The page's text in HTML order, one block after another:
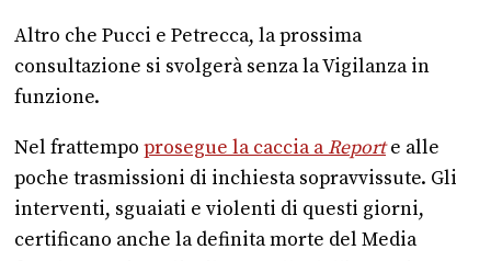
Altro che Pucci e Petrecca, la prossima
consultazione si svolgerà senza la Vigilanza in
funzione.
Nel frattempo prosegue la caccia aReporte alle
poche trasmissioni di inchiesta sopravvissute. Gli
interventi, sguaiati e violenti di questi giorni,
certificano anche la definita morte del Media